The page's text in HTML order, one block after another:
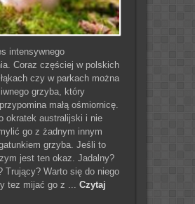
intensywnego
Coraz częściej w polskich
czy w parkach można
grzyba, który
małą ośmiornicę.
okratek australijski i nie
go z żadnym innym
grzyba. Jeśli to
jest ten okaz. Jadalny?
Trujący? Warto się do niego
tez mijać go z ... Czytaj